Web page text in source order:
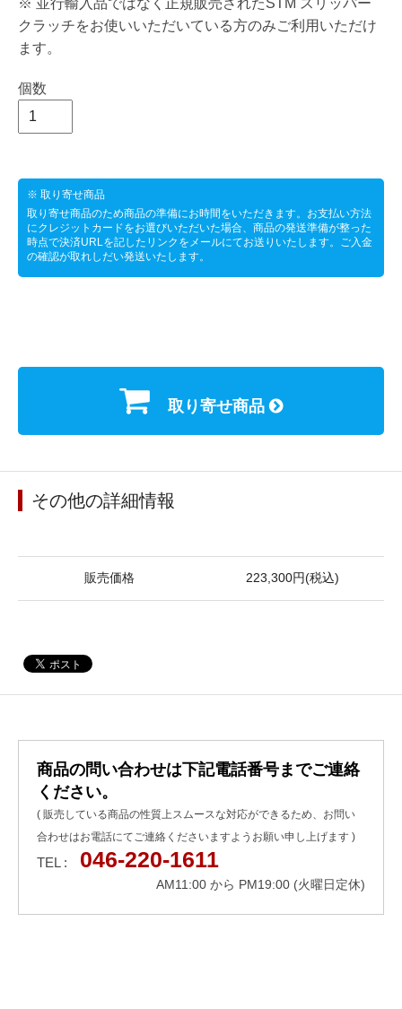
クラッチをお使いいただいている方のみご利用いただけ
ます。
個数
※ 取り寄せ商品
取り寄せ商品のため商品の準備にお時間をいただきます。お支払い方法
にクレジットカードをお選びいただいた場合、商品の発送準備が整った
時点で決済URLを記したリンクをメールにてお送りいたします。ご入金
の確認が取れしだい発送いたします。
取り寄せ商品
その他の詳細情報
販売価格 223,300円(税込)
商品の問い合わせは下記電話番号までご連絡
ください。
( 販売している商品の性質上スムースな対応ができるため、お問い
合わせはお電話にてご連絡くださいますようお願い申し上げます )
TEL : 046-220-1611
AM11:00 から PM19:00 (火曜日定休)